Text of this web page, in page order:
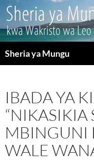
Sheria ya Mungu
IBADA YA
“NIKASIKIA
MBINGUNI
WALE